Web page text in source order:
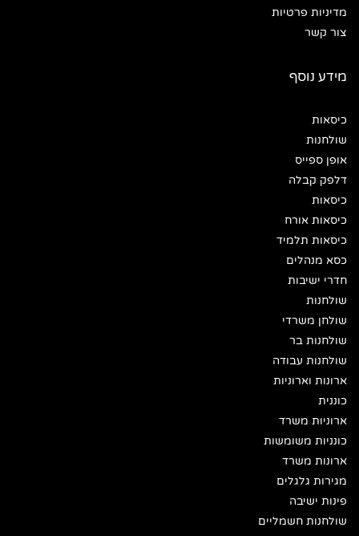
מדיניות פרטיות
צור קשר
מידע נוסף
כיסאות
שולחנות
אופן ספייס
דלפק קבלה
כיסאות
כיסאות אורח
כיסאות תלמיד
כסא מנהלים
חדרי ישיבות
שולחנות
שולחן משרדי
שולחנות בר
שולחנות עבודה
ארונות וארוניות
כוננית
ארוניות משרד
כונניות משומשות
ארונות משרד
מגירות גלגלים
פינות ישיבה
שולחנות חשמליים